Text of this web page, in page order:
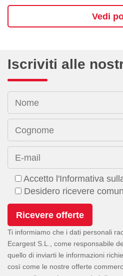
Vedi
Iscriviti alle
Nome
Cognome
E-mail
Accetto l'Informativa
Desidero ricevere
Ti informiamo che i dati personali
Ecargest S.L., come responsabile
quello di inviarti le informazioni
così come le nostre offerte